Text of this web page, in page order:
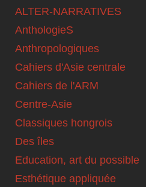
ALTER-NARRATIVES
AnthologieS
Anthropologiques
Cahiers d'Asie centrale
Cahiers de l'ARM
Centre-Asie
Classiques hongrois
Des îles
Education, art du possible
Esthétique appliquée